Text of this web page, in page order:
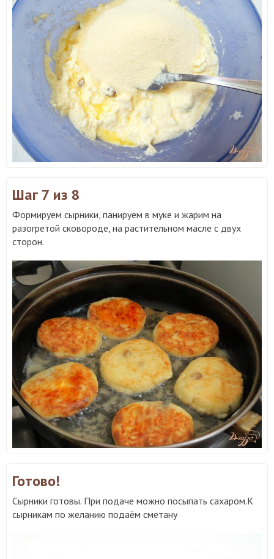
Шаг 7 из 8
Формируем сырники, панируем в муке и жарим на
разогретой сковороде, на растительном масле с двух
сторон.
Готово!
Сырники готовы. При подаче можно посыпать сахаром.К
сырникам по желанию подаём сметану